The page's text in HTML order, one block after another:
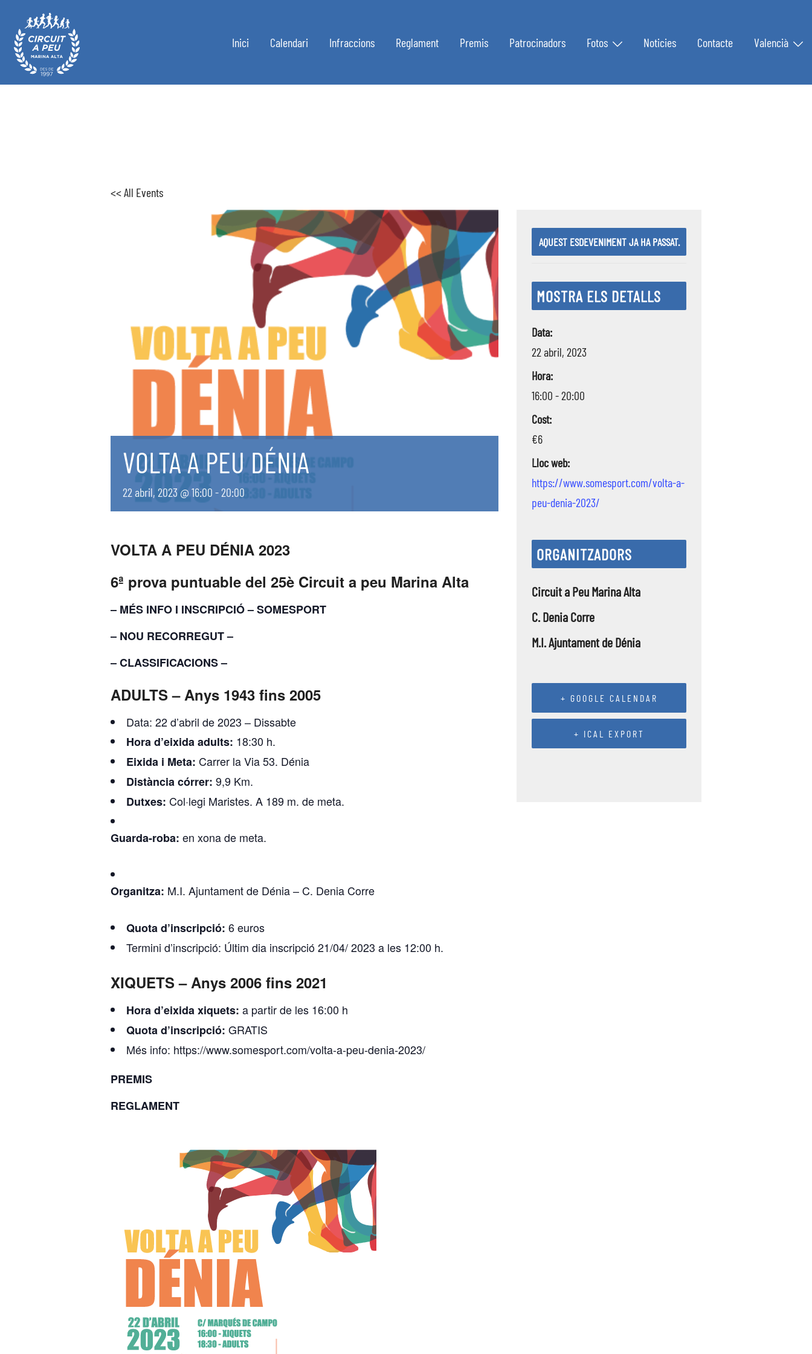
Inici Calendari Infraccions Reglament Premis Patrocinadors Fotos Noticies Contacte Valencià
<< All Events
VOLTA A PEU DÉNIA
22 abril, 2023 @ 16:00 -20:00
VOLTA A PEU DÉNIA 2023
6ª prova puntuable del 25è Circuit a peu Marina Alta
– MÉS INFO I INSCRIPCIÓ – SOMESPORT
– NOU RECORREGUT –
– CLASSIFICACIONS –
ADULTS – Anys 1943 fins 2005
Data: 22 d’abril de 2023 – Dissabte
Hora d’eixida adults: 18:30 h.
Eixida i Meta: Carrer la Via 53. Dénia
Distància córrer: 9,9 Km.
Dutxes: Col·legi Maristes. A 189 m. de meta.
Guarda-roba: en xona de meta.
Organitza: M.I. Ajuntament de Dénia– C. Denia Corre
Quota d’inscripció: 6 euros
Termini d’inscripció: Últim dia inscripció 21/04/ 2023 a les 12:00 h.
XIQUETS – Anys 2006 fins 2021
Hora d’eixida xiquets: a partir de les 16:00 h
Quota d’inscripció: GRATIS
Més info: https://www.somesport.com/volta-a-peu-denia-2023/
PREMIS
REGLAMENT
AQUEST ESDEVENIMENT JA HA PASSAT.
MOSTRA ELS DETALLS
Data:
22 abril, 2023
Hora:
16:00 - 20:00
Cost:
€6
Lloc web:
https://www.somesport.com/volta-a-
peu-denia-2023/
ORGANITZADORS
Circuit a Peu Marina Alta
C. Denia Corre
M.I. Ajuntament de Dénia
+ GOOGLE CALENDAR
+ ICAL EXPORT